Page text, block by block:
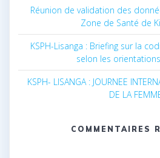
Réunion de validation des
Zone de Santé de
KSPH-Lisanga : Briefing sur la
selon les
KSPH- LISANGA : JOURNEE
DE LA
COMMENTAIRES